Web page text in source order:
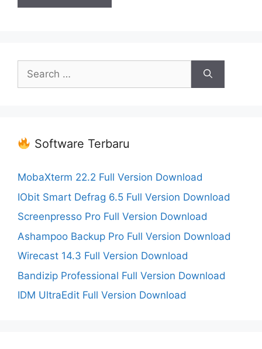
Search
for:
Software Terbaru
MobaXterm 22.2 Full Version Download
IObit Smart Defrag 6.5 Full Version Download
Screenpresso Pro Full Version Download
Ashampoo Backup Pro Full Version Download
Wirecast 14.3 Full Version Download
Bandizip Professional Full Version Download
IDM UltraEdit Full Version Download